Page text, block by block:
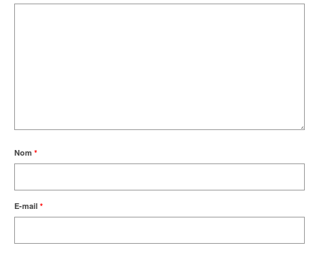
Nom *
E-mail *